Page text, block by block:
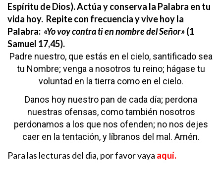
Espíritu de Dios). Actúa y conserva la Palabra en tu
vida hoy. Repite con frecuencia y vive hoy la
Palabra: «Yo voy contra ti en nombre del Señor»(1
Samuel 17,45).
Padre nuestro, que estás en el cielo, santificado sea
tu Nombre; venga a nosotros tu reino; hágase tu
voluntad en la tierra como en el cielo.
Danos hoy nuestro pan de cada día; perdona
nuestras ofensas, como también nosotros
perdonamos a los que nos ofenden; no nos dejes
caer en la tentación,y líbranos del mal. Amén.
Para las lecturas del dia, por favor vaya aquí.